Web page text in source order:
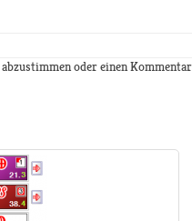
oder einen